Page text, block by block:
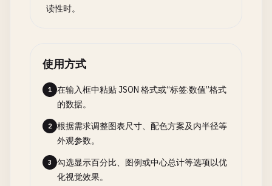
读性时。
使用方式
1
在输入框中粘贴 JSON 格式或“标签:数值”格式
的数据。
2
根据需求调整图表尺寸、配色方案及内半径等
外观参数。
3
勾选显示百分比、图例或中心总计等选项以优
化视觉效果。